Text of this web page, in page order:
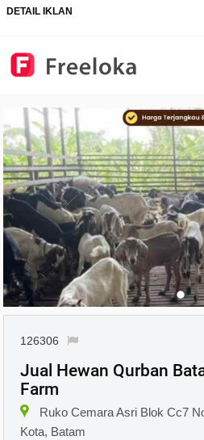
DETAIL IKLAN
126306
Jual Hewan Qurban
Farm
Ruko Cemara Asri Blok Cc7
Kota, Batam